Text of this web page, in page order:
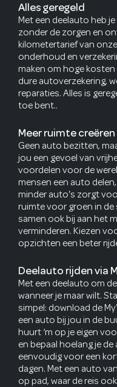
Alles geregeld
Met een deelauto heb
zonder de zorgen en
kilometertarief van
onderhoud en
maken om hoge
dure autoverzekering,
reparaties. Alles is
toe bent..
Meer ruimte creëren
Geen auto bezitten,
jou een gevoel van
voordelen voor de
mensen een auto
minder auto's zorgt
ruimte voor groen in de
samen ook bij aan het
verminderen. Kiezen
opzichten een beter
Deelauto rijden via
Met een deelauto om
wanneer je maar wilt.
simpel: download de
een auto bij jou in de
huurt ‘m op je eigen
en bepaal hoelang je
eenvoudig voor een
dagen. Met een auto
op pad, waar de reis